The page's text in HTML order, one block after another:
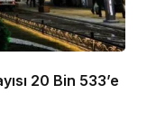
20 Bin 533’e